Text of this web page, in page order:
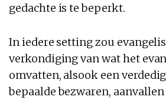
gedachte is te beperkt.
In iedere setting zou
verkondiging van wat het
omvatten, alsook een
bepaalde bezwaren, aanvallen